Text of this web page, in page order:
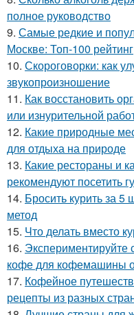
полное руководство
9. Самые редкие и
Москве: Топ-100 рейтинг
10. Скороговорки: как
звукопроизношение
11. Как восстановить
или изнурительной
12. Какие природные
для отдыха на природе
13. Какие рестораны и
рекомендуют посетить
14. Бросить курить за
метод
15. Что делать вместо
16.
кофе для кофемашины
17. Кофейное
рецепты из разных